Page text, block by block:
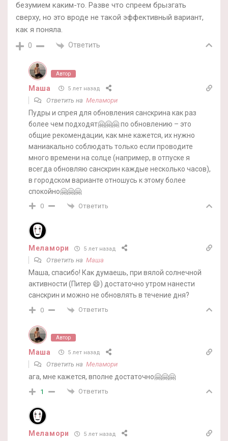
безумием каким-то. Разве что спреем брызгать
сверху, но это вроде не такой эффективный вариант,
как я поняла.
0 Ответить
Автор
Маша 5 лет назад
Ответить на Меламори
Пудры и спрея для обновления санскрина как раз
более чем подходят🤗🤗🤗 по обновлению – это
общие рекомендации, как мне кажется, их нужно
маниакально соблюдать только если проводите
много времени на солце (например, в отпуске я
всегда обновляю санскрин каждые несколько часов),
в городском варианте отношусь к этому более
спокойно🤗🤗🤗
0 Ответить
Меламори 5 лет назад
Ответить на Маша
Маша, спасибо! Как думаешь, при вялой солнечной
активности (Питер 😄) достаточно утром нанести
санскрин и можно не обновлять в течение дня?
0 Ответить
Автор
Маша 5 лет назад
Ответить на Меламори
ага, мне кажется, вполне достаточно🤗🤗🤗
1 Ответить
Меламори 5 лет назад